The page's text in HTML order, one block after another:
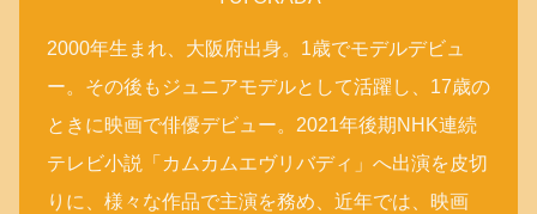
2000年生まれ、大阪府出身。1歳でモデルデビュ
ー。その後もジュニアモデルとして活躍し、17歳の
ときに映画で俳優デビュー。2021年後期NHK連続
テレビ小説「カムカムエヴリバディ」へ出演を皮切
りに、様々な作品で主演を務め、近年では、映画